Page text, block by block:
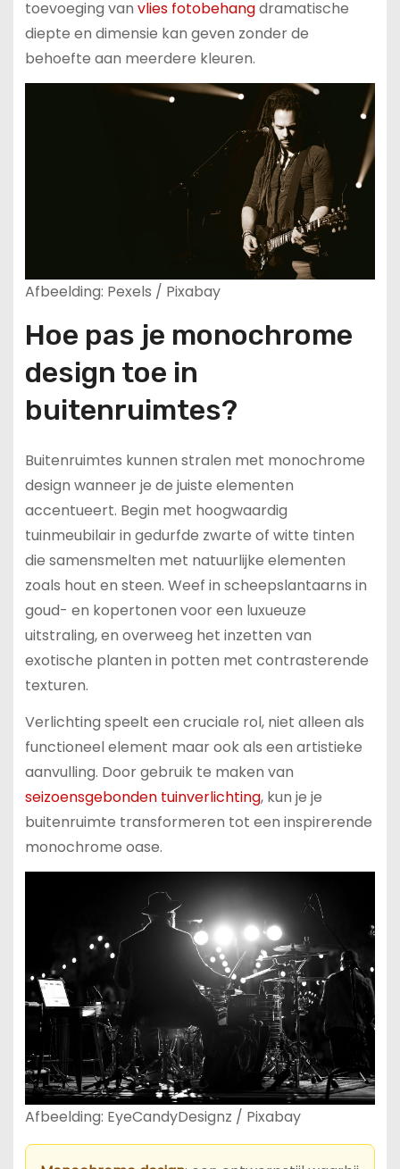
toevoeging van vlies fotobehangdramatische
diepte en dimensie kan geven zonder de
behoefte aan meerdere kleuren.
Afbeelding: Pexels / Pixabay
Hoe pas je monochrome
design toe in
buitenruimtes?
Buitenruimtes kunnen stralen met monochrome
design wanneer je de juiste elementen
accentueert. Begin met hoogwaardig
tuinmeubilair in gedurfde zwarte of witte tinten
die samensmelten met natuurlijke elementen
zoals hout en steen. Weef in scheepslantaarns in
goud- en kopertonen voor een luxueuze
uitstraling, en overweeg het inzetten van
exotische planten in potten met contrasterende
texturen.
Verlichting speelt een cruciale rol, niet alleen als
functioneel element maar ook als een artistieke
aanvulling. Door gebruik te maken van
seizoensgebonden tuinverlichting, kun je je
buitenruimte transformeren tot een inspirerende
monochrome oase.
Afbeelding: EyeCandyDesignz / Pixabay